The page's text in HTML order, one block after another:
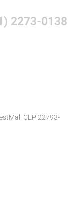
2273-0138
CEP 22793-